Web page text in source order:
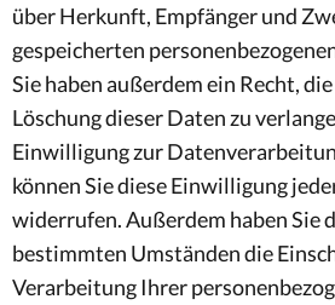
über Herkunft, Empfänger und
gespeicherten
Sie haben außerdem ein Recht,
Löschung dieser Daten zu
Einwilligung zur
können Sie diese Einwilligung
widerrufen. Außerdem haben Sie
bestimmten Umständen die
Verarbeitung Ihrer